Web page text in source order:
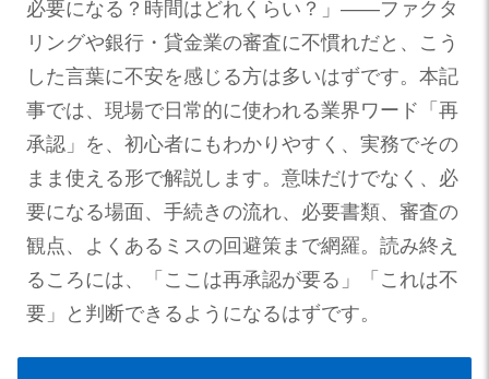
必要になる？時間はどれくらい？」――ファクタ
リングや銀行・貸金業の審査に不慣れだと、こう
した言葉に不安を感じる方は多いはずです。本記
事では、現場で日常的に使われる業界ワード「再
承認」を、初心者にもわかりやすく、実務でその
まま使える形で解説します。意味だけでなく、必
要になる場面、手続きの流れ、必要書類、審査の
観点、よくあるミスの回避策まで網羅。読み終え
るころには、「ここは再承認が要る」「これは不
要」と判断できるようになるはずです。